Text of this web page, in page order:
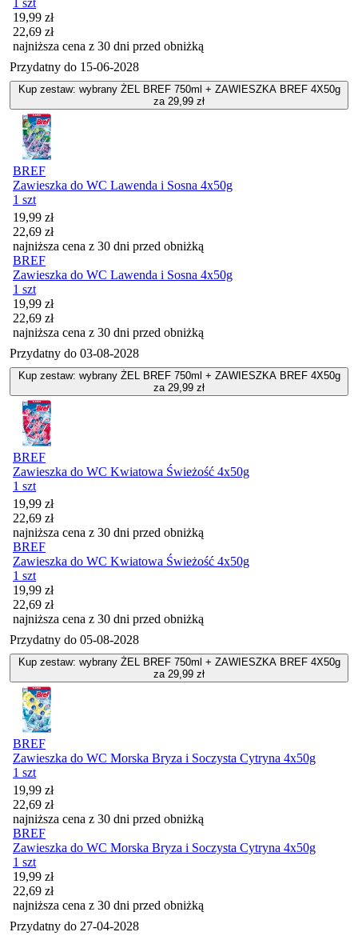
1 szt
Cena promocyjna
19,99 zł
22,69 zł
najniższa cena z 30 dni przed obniżką
Przydatny do 15-06-2028
Kup zestaw: wybrany ŻEL BREF 750ml + ZAWIESZKA BREF 4X50g
za 29,99 zł
BREF
Zawieszka do WC Lawenda i Sosna 4x50g
1 szt
Cena promocyjna
19,99 zł
22,69 zł
najniższa cena z 30 dni przed obniżką
BREF
Zawieszka do WC Lawenda i Sosna 4x50g
1 szt
Cena promocyjna
19,99 zł
22,69 zł
najniższa cena z 30 dni przed obniżką
Przydatny do 03-08-2028
Kup zestaw: wybrany ŻEL BREF 750ml + ZAWIESZKA BREF 4X50g
za 29,99 zł
BREF
Zawieszka do WC Kwiatowa Świeżość 4x50g
1 szt
Cena promocyjna
19,99 zł
22,69 zł
najniższa cena z 30 dni przed obniżką
BREF
Zawieszka do WC Kwiatowa Świeżość 4x50g
1 szt
Cena promocyjna
19,99 zł
22,69 zł
najniższa cena z 30 dni przed obniżką
Przydatny do 05-08-2028
Kup zestaw: wybrany ŻEL BREF 750ml + ZAWIESZKA BREF 4X50g
za 29,99 zł
BREF
Zawieszka do WC Morska Bryza i Soczysta Cytryna 4x50g
1 szt
Cena promocyjna
19,99 zł
22,69 zł
najniższa cena z 30 dni przed obniżką
BREF
Zawieszka do WC Morska Bryza i Soczysta Cytryna 4x50g
1 szt
Cena promocyjna
19,99 zł
22,69 zł
najniższa cena z 30 dni przed obniżką
Przydatny do 27-04-2028